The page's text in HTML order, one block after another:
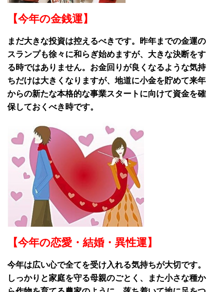
【今年の金銭運】
まだ大きな投資は控えるべきです。昨年までの金運の
スランプも徐々に和らぎ始めますが、大きな決断をす
る時ではありません。お金回りが良くなるような気持
ちだけは大きくなりますが、地道に小金を貯めて来年
からの新たな本格的な事業スタートに向けて資金を確
保しておくべき時です。
【今年の恋愛・結婚・異性運】
今年は広い心で全てを受け入れる気持ちが大切です。
しっかりと家庭を守る母親のごとく、また小さな種か